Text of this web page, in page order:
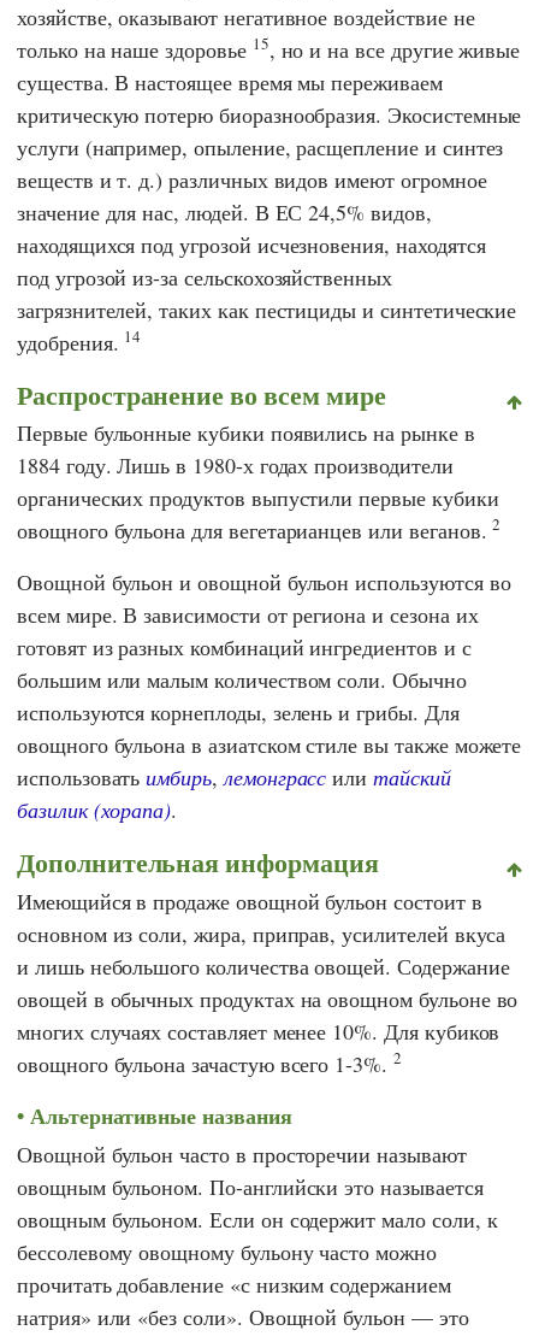
хозяйстве, оказывают негативное воздействие не
только на наше здоровье 15, но и на все другие живые
существа. В настоящее время мы переживаем
критическую потерю биоразнообразия. Экосистемные
услуги (например, опыление, расщепление и синтез
веществ и т. д.) различных видов имеют огромное
значение для нас, людей. В ЕС 24,5% видов,
находящихся под угрозой исчезновения, находятся
под угрозой из-за сельскохозяйственных
загрязнителей, таких как пестициды и синтетические
удобрения. 14
Распространение во всем мире
Первые бульонные кубики появились на рынке в
1884 году. Лишь в 1980-х годах производители
органических продуктов выпустили первые кубики
овощного бульона для вегетарианцев или веганов.2
Овощной бульон и овощной бульон используются во
всем мире. В зависимости от региона и сезона их
готовят из разных комбинаций ингредиентов и с
большим или малым количеством соли. Обычно
используются корнеплоды, зелень и грибы. Для
овощного бульона в азиатском стиле вы также можете
использовать имбирь,лемонграсс илитайский
базилик (хорапа).
Дополнительная информация
Имеющийся в продаже овощной бульон состоит в
основном из соли, жира, приправ, усилителей вкуса
и лишь небольшого количества овощей. Содержание
овощей в обычных продуктах на овощном бульоне во
многих случаях составляет менее 10%. Для кубиков
овощного бульона зачастую всего 1-3%. 2
Альтернативные названия
Овощной бульон часто в просторечии называют
овощным бульоном. По-английски это называется
овощным бульоном. Если он содержит мало соли, к
бессолевому овощному бульону часто можно
прочитать добавление «с низким содержанием
натрия» или «без соли». Овощной бульон — это